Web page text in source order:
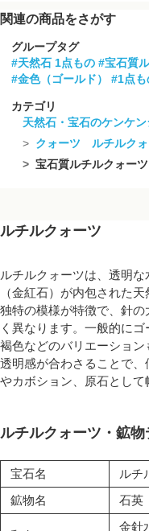
関連の商品をさがす
グループタグ
#天然石 1点もの #宝石質
#金色（ゴールド）
#1点
カテゴリ
天然石・宝石のケンケ
クォーツ ルチルクォ
宝石質ルチルクォーツ
ルチルクォーツ
ルチルクォーツは、透明
（金紅石）が内包された
独特の模様が特徴で、針
く異なります。一般的に
褐色などのバリエーショ
透明感が合わさることで
やカボション、原石として
ルチルクォーツ・鉱物
宝石名
ルチ
鉱物名
石英
金針